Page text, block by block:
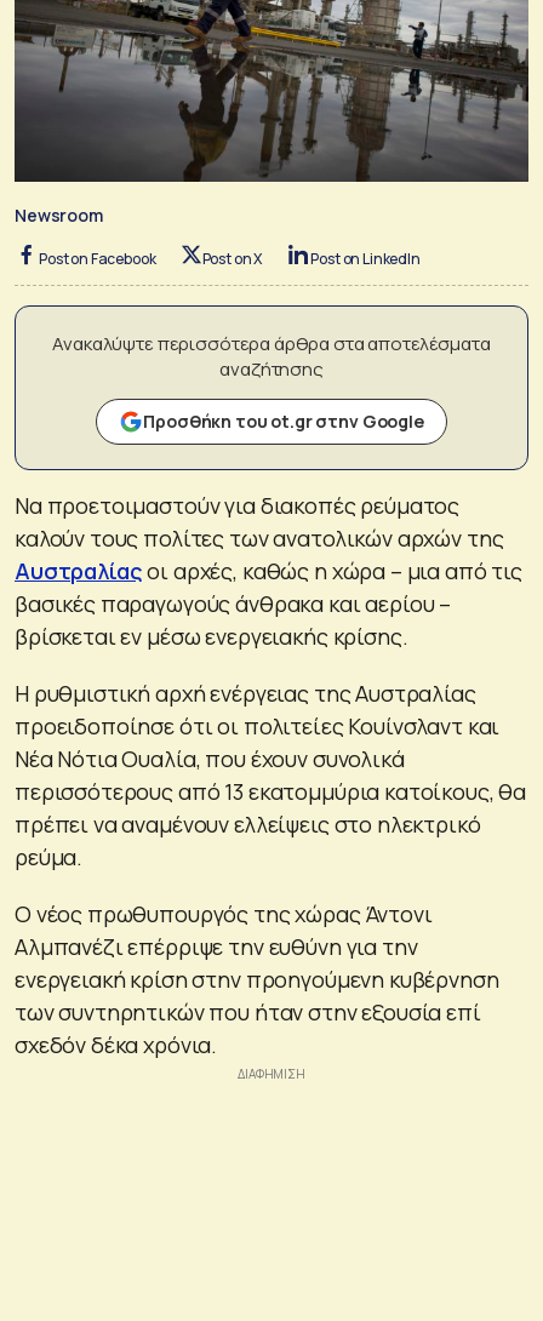
Newsroom
Post on Facebook Post on X Post on LinkedIn
Ανακαλύψτε περισσότερα άρθρα στα αποτελέσματα
αναζήτησης
Προσθήκη του ot.gr στην Google
Να προετοιμαστούν για διακοπές ρεύματος
καλούν τους πολίτες των ανατολικών αρχών της
Αυστραλίαςοι αρχές, καθώς η χώρα – μια από τις
βασικές παραγωγούς άνθρακα και αερίου –
βρίσκεται εν μέσω ενεργειακής κρίσης.
Η ρυθμιστική αρχή ενέργειας της Αυστραλίας
προειδοποίησε ότι οι πολιτείες Κουίνσλαντ και
Νέα Νότια Ουαλία, που έχουν συνολικά
περισσότερους από 13 εκατομμύρια κατοίκους, θα
πρέπει να αναμένουν ελλείψεις στο ηλεκτρικό
ρεύμα.
Ο νέος πρωθυπουργός της χώρας Άντονι
Αλμπανέζι επέρριψε την ευθύνη για την
ενεργειακή κρίση στην προηγούμενη κυβέρνηση
των συντηρητικών που ήταν στην εξουσία επί
σχεδόν δέκα χρόνια.